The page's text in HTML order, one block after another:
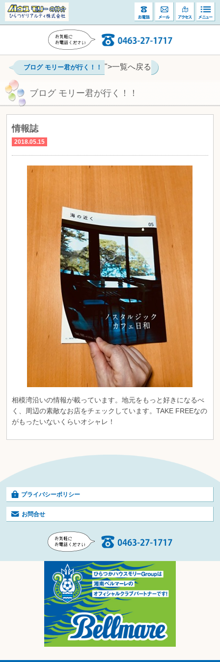
ブログ モリー君が行く！！ ">一覧へ戻る
ブログ モリー君が行く！！
情報誌
2018.05.15
相模湾沿いの情報が載っています。地元をもっと好きになるべ
く、周辺の素敵なお店をチェックしています。TAKE FREEなの
がもったいないくらいオシャレ！
プライバシーポリシー
お問合せ